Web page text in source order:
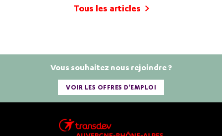
Tous les articles
Vous souhaitez nous rejoindre ?
VOIR LES OFFRES D'EMPLOI